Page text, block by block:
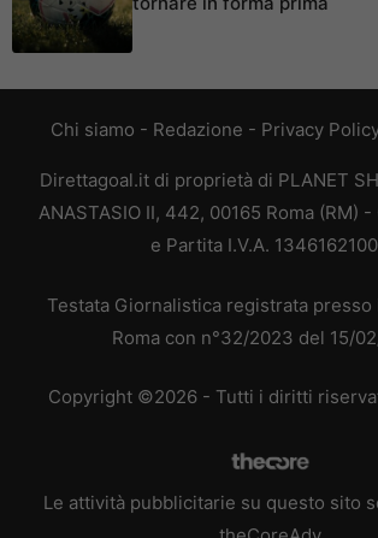
Chi siamo - Redazione - Privacy
Direttagoal.it di proprietà di PLANET
ANASTASIO II, 442, 00165 Roma (RM)
e Partita I.V.A.
Testata Giornalistica registrata presso
Roma con n°32/2023 del 15/
Copyright ©2026 - Tutti i diritti
Le attività pubblicitarie su questo sito